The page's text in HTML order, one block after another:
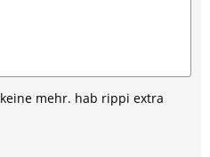
mehr. hab rippi extra